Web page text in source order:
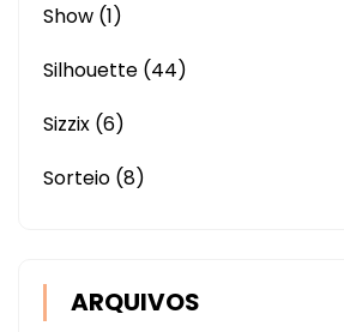
Show (1)
Silhouette (44)
Sizzix (6)
Sorteio (8)
ARQUIVOS